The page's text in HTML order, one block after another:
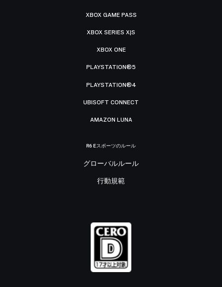
XBOX GAME PASS
XBOX SERIES X|S
XBOX ONE
PLAYSTATION®5
PLAYSTATION®4
UBISOFT CONNECT
AMAZON LUNA
R6 Eスポーツのルール
グローバルルール
行動規範